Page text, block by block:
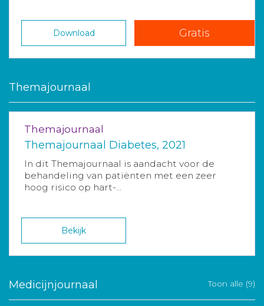
Download Gratis
Themajournaal
Themajournaal
Themajournaal Diabetes, 2021
In dit Themajournaal is aandacht voor de
behandeling van patiënten met een zeer
hoog risico op hart-...
Bekijk
Medicijnjournaal Toon alle (9)